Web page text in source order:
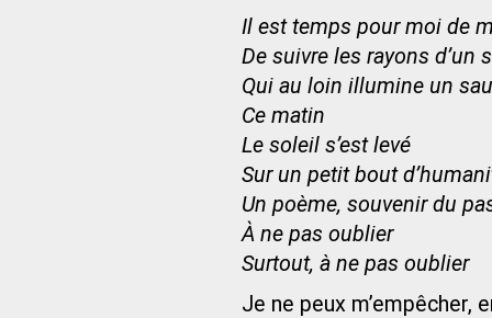
Il est temps pour moi de
De suivre les rayons d’un
Qui au loin illumine un
Ce matin
Le soleil s’est levé
Sur un petit bout
Un poème, souvenir du
À ne pas oublier
Surtout, à ne pas oublier
Je ne peux m’empêcher,